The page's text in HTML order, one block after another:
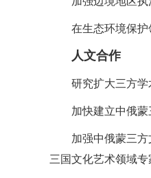
在生态环境保护
人文合作
研究扩大三方学
加快建立中俄
加强中俄蒙三
三国文化艺术领域专